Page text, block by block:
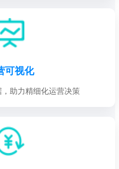
可视化
助力精细化运营决策